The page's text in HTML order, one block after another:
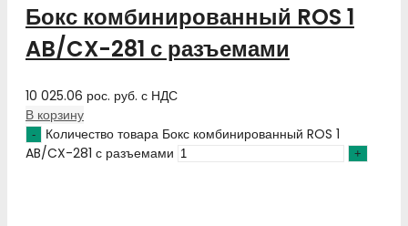
Бокс комбинированный ROS 1
AB/CX-281 с разъемами
10 025.06 рос. руб. с НДС
В корзину
Количество товара Бокс комбинированный ROS 1
AB/CX-281 с разъемами